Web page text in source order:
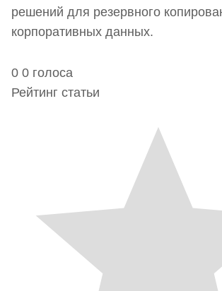
решений для резервного
корпоративных данных.
0 0 голоса
Рейтинг статьи